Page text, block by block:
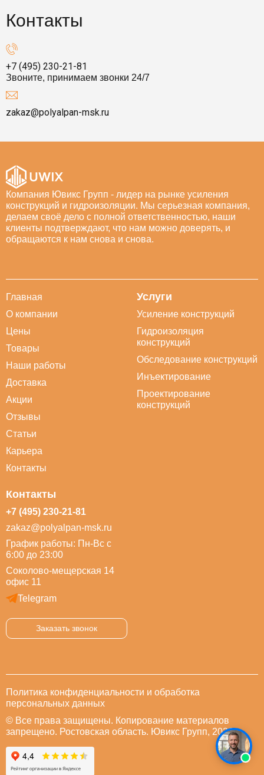
Контакты
+7 (495) 230-21-81
Звоните, принимаем звонки 24/7
zakaz@polyalpan-msk.ru
Компания Ювикс Групп - лидер на рынке усиления
конструкций и гидроизоляции. Мы серьезная компания,
делаем своё дело с полной ответственностью, наши
клиенты подтверждают, что нам можно доверять, и
обращаются к нам снова и снова.
Главная
О компании
Цены
Товары
Наши работы
Доставка
Акции
Отзывы
Статьи
Карьера
Контакты
Услуги
Усиление конструкций
Гидроизоляция
конструкций
Обследование конструкций
Инъектирование
Проектирование
конструкций
Контакты
+7 (495) 230-21-81
zakaz@polyalpan-msk.ru
График работы: Пн-Вс с
6:00 до 23:00
Соколово-мещерская 14
офис 11
Telegram
Заказать звонок
Политика конфиденциальности и обработка
персональных данных
© Все права защищены. Копирование материалов
запрещено. Ростовская область. Ювикс Групп, 2026.